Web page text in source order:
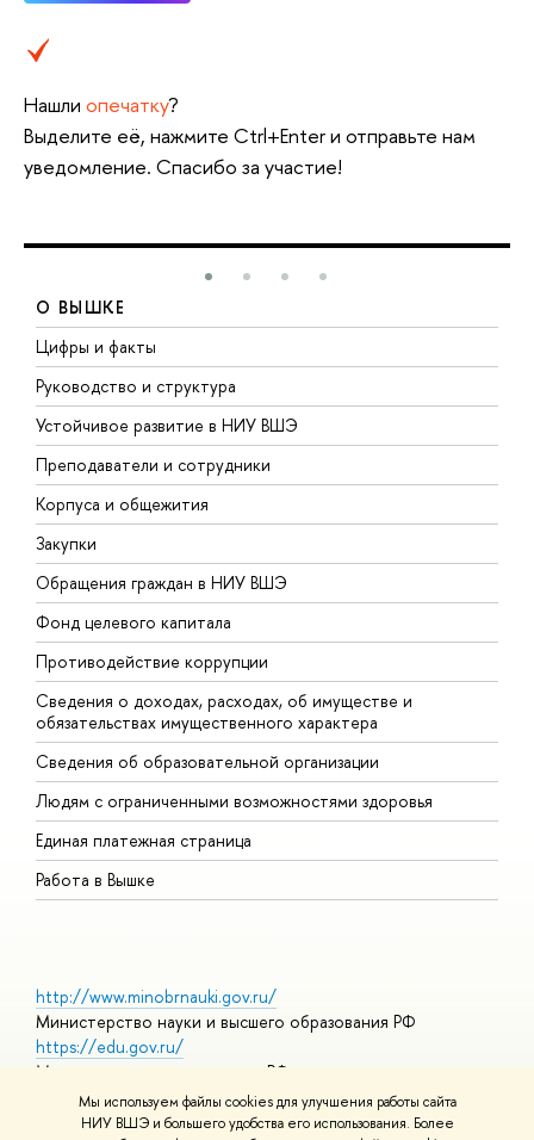
Мы используем файлы cookies для улучшения работы сайта
НИУ ВШЭ и большего удобства его использования. Более
Нашли опечатку?
Выделите её, нажмите Ctrl+Enter и отправьте нам
уведомление. Спасибо за участие!
О ВЫШКЕ
Цифры и факты
Руководство и структура
Устойчивое развитие в НИУ ВШЭ
Преподаватели и сотрудники
Корпуса и общежития
Закупки
Обращения граждан в НИУ ВШЭ
Фонд целевого капитала
Противодействие коррупции
Сведения о доходах, расходах, об имуществе и
обязательствах имущественного характера
Сведения об образовательной организации
Людям с ограниченными возможностями здоровья
Единая платежная страница
Работа в Вышке
http://www.minobrnauki.gov.ru/
Министерство науки и высшего образования РФ
https://edu.gov.ru/
Министерство просвещения РФ
https://elearning.hse.ru/mooc
Массовые открытые онлайн-курсы